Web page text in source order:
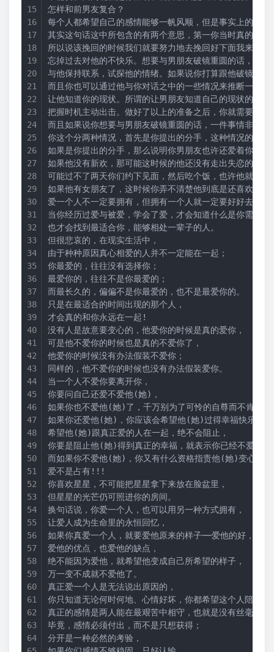
怎样和前男友复合？
每个人都希望自己的感情能够一帆风顺，但是事实上的话
其实这句话这中所包含的有两个意思，第一你当时真的是
所以说该挽回的时候我们就要努力地去挽回好下面我来分
忘掉过去对他的不快乐。想要与男朋友破镜重圆的话，有
与他保持联系，试探他的情绪。如果说你打算跟他破镜重
而且你也可以通过他与你对话之中的一些情况来推断一下
让他知道你的现状。所谓的让男朋友知道自己的现状的话
把握时机主动出击。做好了以上的准备之后，你就需要做
而且如果说你想要与男朋友破镜重圆的话，一件事情非常
你这个分两种情况，首先是你提出的分手，这种情况的话
如果是你提出的分手，那么说明你男朋友也许还爱着你，
如果他没有新欢，那可能这时候的他还没有走出失恋的痛
可能过不了两天你们约下见面，然后吃个饭，也许他就回
如果他有女朋友了，这时候你弄不清楚他到底是还喜欢你
爱一个人不一定要拥有，但拥有一个人就一定要好好去爱
当你经历过爱与被爱，学会了爱，才会知道什么是你需要
也才会找到最适合你，能够相处一辈子的人。
但很悲哀的，在现实生活中，
由于种种原因真心相爱的人并不一定能在一起；
你最爱的，往往没有选择你；
最爱你的，往往不是你最爱的；
而最长久的，偏偏不是你最爱的，也不是最爱你的。
只是在最适合的时间出现的那个人，
才会真的和你永远在一起!
没有人是故意要变心的，他爱你的时候是真的爱你，
可是他不爱你的时候也是真的不爱你了，
他爱你的时候没有办法假装不爱你；
同样的，他不爱你的时候也没有办法假装爱你。
当一个人不爱你要离开你，
你要问自己还爱不爱他(她)，
如果你也不爱他(她)了，千万别为了可怜的自尊而不肯离
如果你还爱他(她)，你应该会希望他(她)过得幸福快乐，
希望他(她)跟真正爱的人在一起，绝不会阻止，
你要是阻止他(她)得到真正的幸福，就表示你已经不爱他
而如果你不爱他(她)，你又有什么资格指责他(她)变心呢
爱不是占有!!!
你喜欢星星，不可能把星星拿下来放在脸盆里，
但星星的光芒仍可照进你的房间。
换句话说，你爱一个人，也可以用另一种方式拥有，
让爱人成为生命里的永恒回忆，
如果你真爱一个人，就要爱他原来的样子──爱他的好，也
爱他的优点，也爱他的缺点，
绝不能因为爱他，就希望他变成自己所希望的样子，
万一变不成就不爱他了。
真正爱一个人是无法说出原因的，
你只知道无论何时何地、心情好坏，你都希望这个人陪著
真正的感情是两人能在最艰苦中相守，也就是没有丝毫要
毕竟，感情必须付出，而不是只想获得；
分开是一种必然的考验，